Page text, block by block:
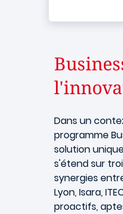
Dans un
programme
solution
s'étend sur
synergies
Lyon, Isara,
proactifs,